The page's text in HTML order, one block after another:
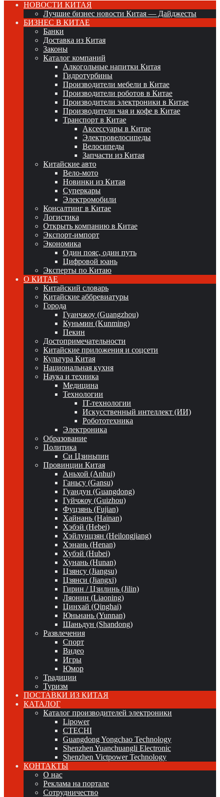
НОВОСТИ КИТАЯ
Лучшие бизнес новости Китая — Дайджесты
БИЗНЕС В КИТАЕ
Банки
Доставка из Китая
Законы
Каталог компаний
Алкогольные напитки Китая
Гидротурбины
Производители мебели в Китае
Производители роботов в Китае
Производители электроники в Китае
Производители чая и кофе в Китае
Транспорт в Китае
Аксессуары в Китае
Электровелосипеды
Велосипеды
Запчасти из Китая
Китайские авто
Вело-мото
Новинки из Китая
Суперкары
Электромобили
Консалтинг в Китае
Логистика
Открыть компанию в Китае
Экспорт-импорт
Экономика
Один пояс, один путь
Цифровой юань
Эксперты по Китаю
О КИТАЕ
Китайский словарь
Китайские аббревиатуры
Города
Гуанчжоу (Guangzhou)
Куньмин (Kunming)
Пекин
Достопримечательности
Китайские приложения и соцсети
Культура Китая
Национальная кухня
Наука и техника
Медицина
Технологии
IT-технологии
Искусственный интеллект (ИИ)
Робототехника
Электроника
Образование
Политика
Си Цзиньпин
Провинции Китая
Аньхой (Anhui)
Ганьсу (Gansu)
Гуандун (Guangdong)
Гуйчжоу (Guizhou)
Фуцзянь (Fujian)
Хайнань (Hainan)
Хэбэй (Hebei)
Хэйлунцзян (Heilongjiang)
Хэнань (Henan)
Хубэй (Hubei)
Хунань (Hunan)
Цзянсу (Jiangsu)
Цзянси (Jiangxi)
Гирин / Цзилинь (Jilin)
Ляонин (Liaoning)
Цинхай (Qinghai)
Юньнань (Yunnan)
Шаньдун (Shandong)
Развлечения
Спорт
Видео
Игры
Юмор
Традиции
Туризм
ПОСТАВКИ ИЗ КИТАЯ
КАТАЛОГ
Каталог производителей электроники
Lipower
CTECHI
Guangdong Yongchao Technology
Shenzhen Yuanchuangli Electronic
Shenzhen Victpower Technology
КОНТАКТЫ
О нас
Реклама на портале
Сотрудничество